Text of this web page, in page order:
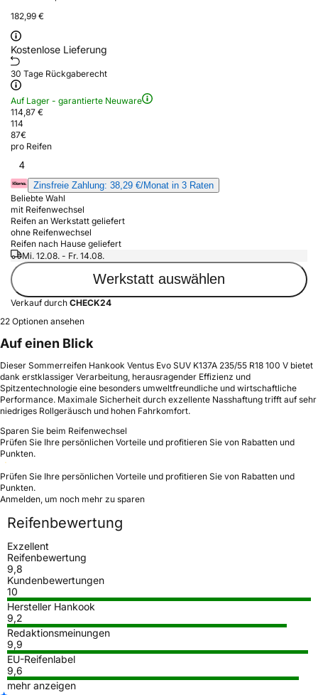
182,99 €
Kostenlose Lieferung
30 Tage Rückgaberecht
Auf Lager - garantierte Neuware
114,87 €
114
87€
pro Reifen
4
Zinsfreie Zahlung: 38,29 €/Monat in 3 Raten
Beliebte Wahl
mit Reifenwechsel
Reifen an Werkstatt geliefert
ohne Reifenwechsel
Reifen nach Hause geliefert
Mi. 12.08. - Fr. 14.08.
Werkstatt auswählen
Verkauf durch CHECK24
22 Optionen ansehen
Auf einen Blick
Dieser Sommerreifen Hankook Ventus Evo SUV K137A 235/55 R18 100 V bietet
dank erstklassiger Verarbeitung, herausragender Effizienz und
Spitzentechnologie eine besonders umweltfreundliche und wirtschaftliche
Performance. Maximale Sicherheit durch exzellente Nasshaftung trifft auf sehr
niedriges Rollgeräusch und hohen Fahrkomfort.
Sparen Sie beim Reifenwechsel
Prüfen Sie Ihre persönlichen Vorteile und profitieren Sie von Rabatten und
Punkten.
Prüfen Sie Ihre persönlichen Vorteile und profitieren Sie von Rabatten und
Punkten.
Anmelden, um noch mehr zu sparen
Reifenbewertung
Exzellent
Reifenbewertung
9,8
Kundenbewertungen
10
Hersteller Hankook
9,2
Redaktionsmeinungen
9,9
EU-Reifenlabel
9,6
mehr anzeigen